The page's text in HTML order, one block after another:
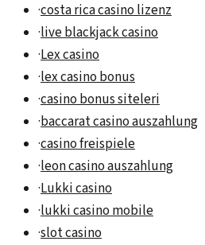
·costa rica casino lizenz
·live blackjack casino
·Lex casino
·lex casino bonus
·casino bonus siteleri
·baccarat casino auszahlung
·casino freispiele
·leon casino auszahlung
·Lukki casino
·lukki casino mobile
·slot casino